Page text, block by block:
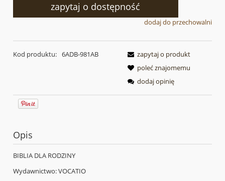
zapytaj o dostępność
dodaj do przechowalni
Kod produktu: 6ADB-981AB
zapytaj o produkt
poleć znajomemu
dodaj opinię
Opis
BIBLIA DLA RODZINY
Wydawnictwo: VOCATIO